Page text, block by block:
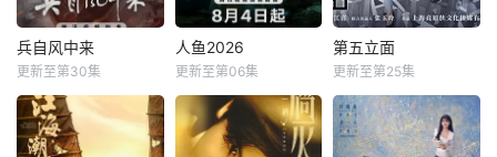
兵自风中来
更新至第30集
人鱼2026
更新至第06集
第五立面
更新至第25集